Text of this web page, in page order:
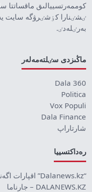
كوممەرتسييالىق ماقساتتا
ٸشٸنارا كٶشٸرۋگە سايت
بەرٸلەدٸ.
ماڭىزدى سٸلتەمەلەر
Dala 360
Politica
Vox Populi
Dala Finance
شارتاراپ
رەداكتسييا
“Dalanews.kz” اقپارات اگەنتتٸگٸ تۋرالى
DALANEWS.KZ – جارناما